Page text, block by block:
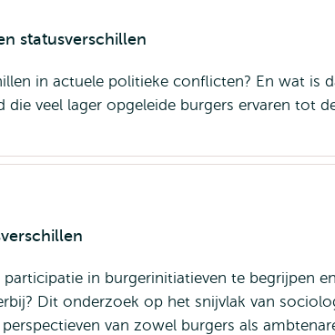
statusverschillen
in actuele politieke conflicten? En wat is
die veel lager opgeleide burgers ervaren tot
in burgerinitiatieven te begrijpen
Dit onderzoek op het snijvlak van
van zowel burgers als